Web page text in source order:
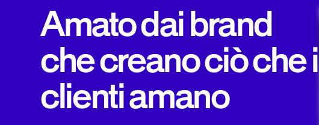
Amato dai brand
che creano ciò che i
clienti amano